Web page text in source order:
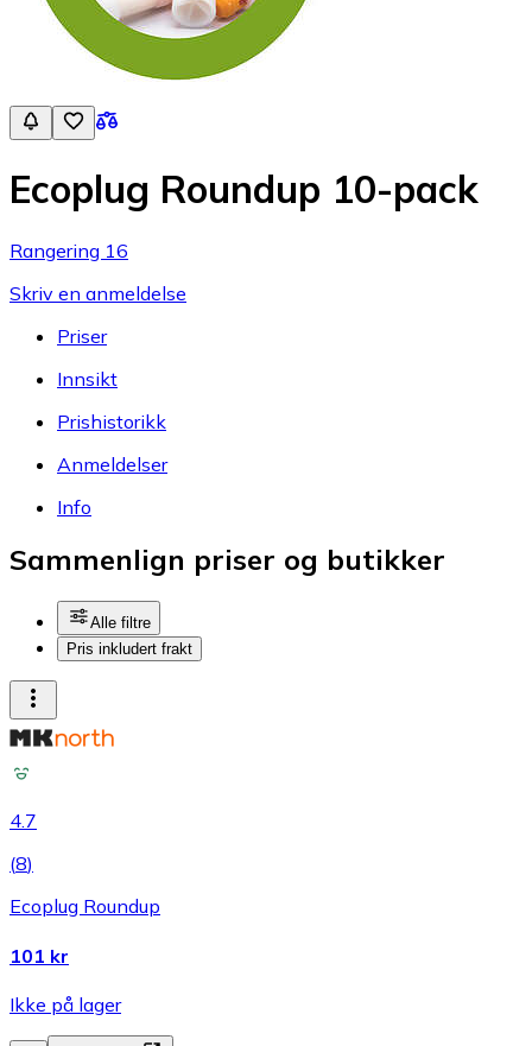
Ecoplug Roundup 10-pack
Rangering 16
Skriv en anmeldelse
Priser
Innsikt
Prishistorikk
Anmeldelser
Info
Sammenlign priser og butikker
Alle filtre
Pris inkludert frakt
4.7
(8)
Ecoplug Roundup
101 kr
Ikke på lager